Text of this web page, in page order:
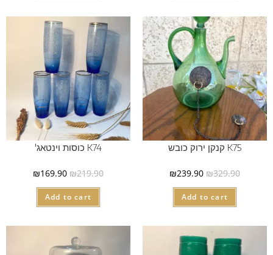
K75 קנקן ירוק כובש
₪329.90
₪239.90
Add to cart
K74 כוסות וינטאג'
₪219.90
₪169.90
Add to cart